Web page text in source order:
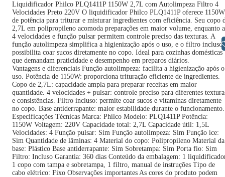
Liquidificador Philco PLQ1411P 1150W 2,7L com Autolimpeza Filtro 4
Velocidades Preto 220V O liquidificador Philco PLQ1411P oferece 1150W
de potência para triturar e misturar ingredientes com eficiência. Seu copo
2,7L em polipropileno acomoda preparações em maior volume, enquanto
4 velocidades e função pulsar permitem controle preciso das texturas. A
função autolimpeza simplifica a higienização após o uso, e o filtro incluso
possibilita coar sucos diretamente no copo. Ideal para cozinhas domésticas
que demandam praticidade e desempenho em preparos diários.
Vantagens e diferenciais Função autolimpeza: facilita a higienização após o
uso. Potência de 1150W: proporciona trituração eficiente de ingredientes.
Copo de 2,7L: capacidade ampla para preparar receitas em maior
quantidade. 4 velocidades + pulsar: controle preciso para diferentes
e consistências. Filtro incluso: permite coar sucos e vitaminas diretamente
no copo. Base antiderrapante: maior estabilidade durante o funcionamento.
Especificações Técnicas Marca: Philco Modelo: PLQ1411P Potência:
1150W Voltagem: 220V Capacidade total: 2,7L Capacidade útil: 1,5L
Velocidades: 4 Função pulsar: Sim Função autolimpeza: Sim Função ice:
Sim Quantidade de lâminas: 4 Material do copo: Polipropileno Material da
base: Plástico Base antiderrapante: Sim Sobretampa: Sim Porta fio: Sim
Filtro: Incluso Garantia: 360 dias Conteúdo da embalagem: 1
1 copo com tampa e sobretampa, 1 filtro, manual de instruções Tipo de
cabo elétrico: Fixo Observações importantes As cores do produto podem
Libras